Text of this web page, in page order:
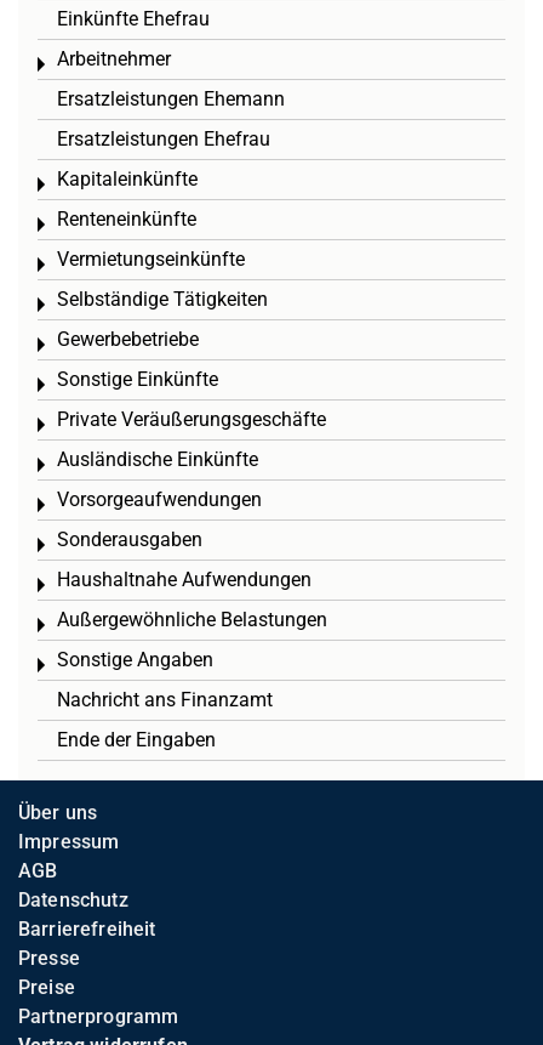
Einkünfte Ehefrau
Arbeitnehmer
Toggle menu
Ersatzleistungen Ehemann
Ersatzleistungen Ehefrau
Kapitaleinkünfte
Toggle menu
Renteneinkünfte
Toggle menu
Vermietungseinkünfte
Toggle menu
Selbständige Tätigkeiten
Toggle menu
Gewerbebetriebe
Toggle menu
Sonstige Einkünfte
Toggle menu
Private Veräußerungsgeschäfte
Toggle menu
Ausländische Einkünfte
Toggle menu
Vorsorgeaufwendungen
Toggle menu
Sonderausgaben
Toggle menu
Haushaltnahe Aufwendungen
Toggle menu
Außergewöhnliche Belastungen
Toggle menu
Sonstige Angaben
Toggle menu
Nachricht ans Finanzamt
Ende der Eingaben
Über uns
Impressum
AGB
Datenschutz
Barrierefreiheit
Presse
Preise
Partnerprogramm